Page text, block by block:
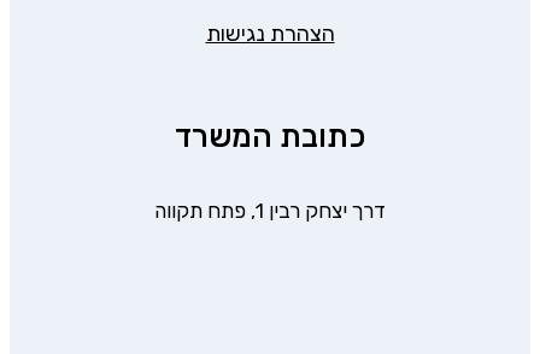
הצהרת נגישות
כתובת המשרד
דרך יצחק רבין 1, פתח תקווה